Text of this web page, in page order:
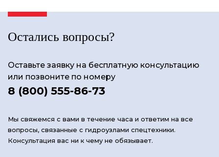
Остались вопросы?
Оставьте заявку на бесплатную консультацию
или позвоните по номеру
8 (800) 555-86-73
Мы свяжемся с вами в течение часа и ответим на все
вопросы, связанные с гидроузлами спецтехники.
Консультация вас ни к чему не обязывает.